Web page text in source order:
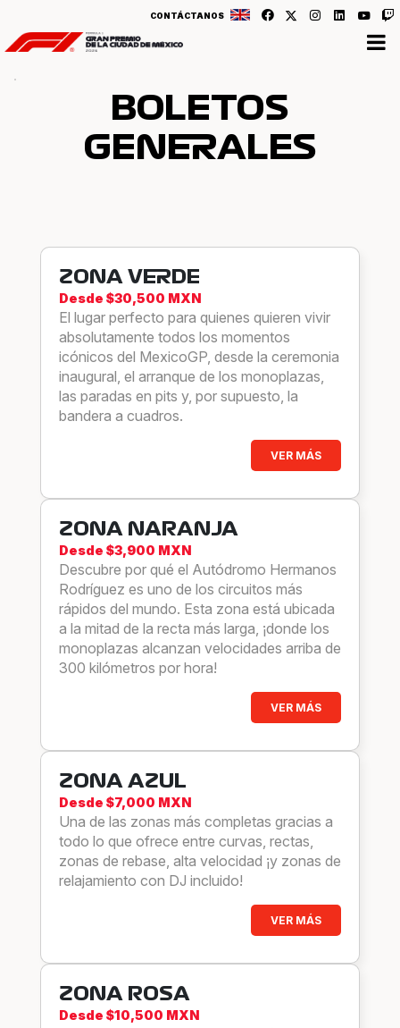
CONTÁCTANOS
BOLETOS
GENERALES
ZONA VERDE
Desde $30,500 MXN
El lugar perfecto para quienes quieren vivir
absolutamente todos los momentos
icónicos del MexicoGP, desde la ceremonia
inaugural, el arranque de los monoplazas,
las paradas en pits y, por supuesto, la
bandera a cuadros.
VER MÁS
ZONA NARANJA
Desde $3,900 MXN
Descubre por qué el Autódromo Hermanos
Rodríguez es uno de los circuitos más
rápidos del mundo. Esta zona está ubicada
a la mitad de la recta más larga, ¡donde los
monoplazas alcanzan velocidades arriba de
300 kilómetros por hora!
VER MÁS
ZONA AZUL
Desde $7,000 MXN
Una de las zonas más completas gracias a
todo lo que ofrece entre curvas, rectas,
zonas de rebase, alta velocidad ¡y zonas de
relajamiento con DJ incluido!
VER MÁS
ZONA ROSA
Desde $10,500 MXN